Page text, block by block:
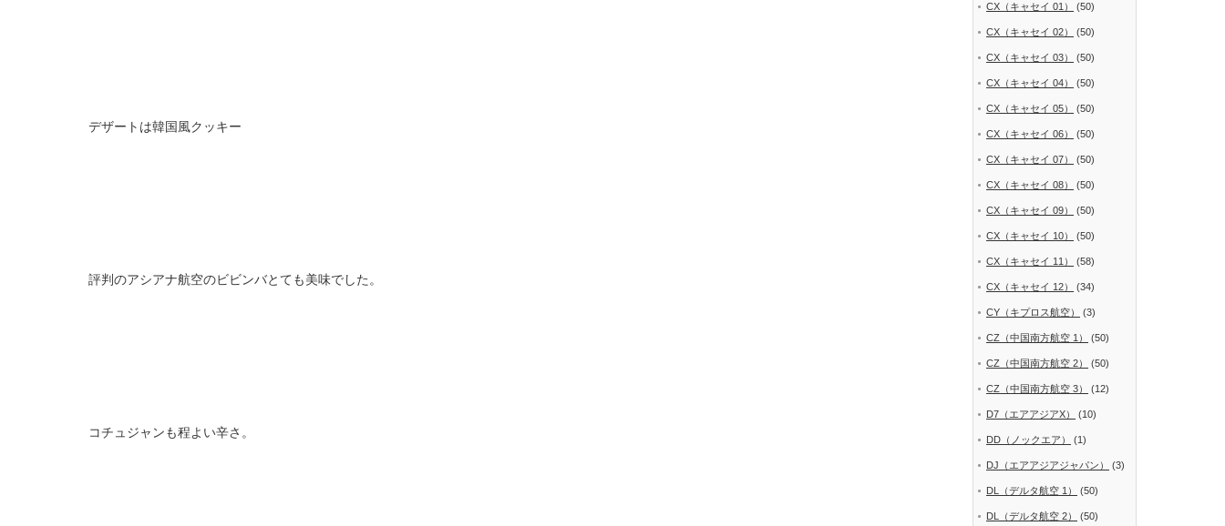
デザートは韓国風クッキー
評判のアシアナ航空のビビンバとても美味でした。
コチュジャンも程よい辛さ。
CX（キャセイ 01） (50)
CX（キャセイ 02） (50)
CX（キャセイ 03） (50)
CX（キャセイ 04） (50)
CX（キャセイ 05） (50)
CX（キャセイ 06） (50)
CX（キャセイ 07） (50)
CX（キャセイ 08） (50)
CX（キャセイ 09） (50)
CX（キャセイ 10） (50)
CX（キャセイ 11） (58)
CX（キャセイ 12） (34)
CY（キプロス航空） (3)
CZ（中国南方航空 1） (50)
CZ（中国南方航空 2） (50)
CZ（中国南方航空 3） (12)
D7（エアアジアX） (10)
DD（ノックエア） (1)
DJ（エアアジアジャパン） (3)
DL（デルタ航空 1） (50)
DL（デルタ航空 2） (50)